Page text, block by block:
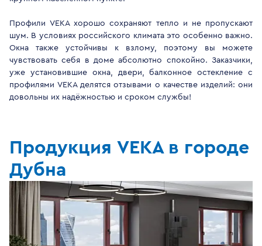
Профили VEKA хорошо сохраняют тепло и не пропускают
шум. В условиях российского климата это особенно важно.
Окна также устойчивы к взлому, поэтому вы можете
чувствовать себя в доме абсолютно спокойно. Заказчики,
уже установившие окна, двери, балконное остекление с
профилями VEKA делятся отзывами о качестве изделий: они
довольны их надёжностью и сроком службы!
Продукция VEKA в городе
Дубна